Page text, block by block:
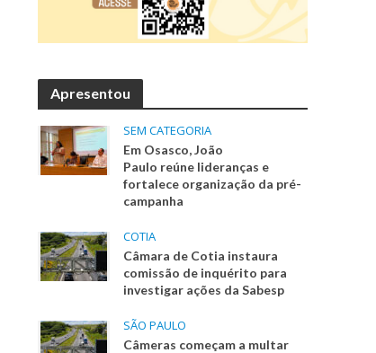
Apresentou
SEM CATEGORIA
Em Osasco, João
Paulo reúne lideranças e
fortalece organização da pré-
campanha
COTIA
Câmara de Cotia instaura
comissão de inquérito para
investigar ações da Sabesp
SÃO PAULO
Câmeras começam a multar